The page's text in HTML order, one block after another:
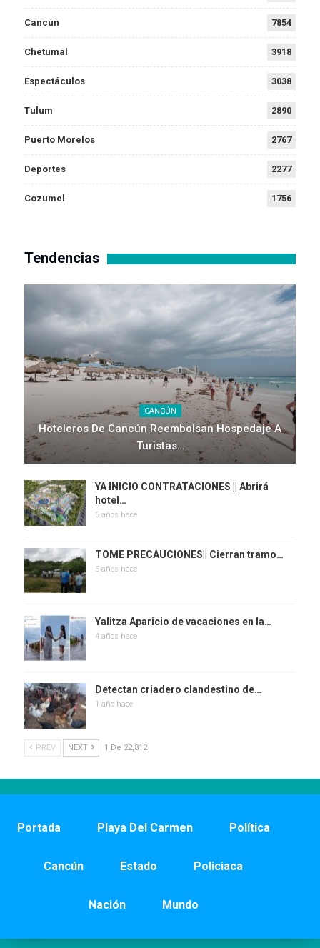
Cancún 7854
Chetumal 3918
Espectáculos 3038
Tulum 2890
Puerto Morelos 2767
Deportes 2277
Cozumel 1756
Tendencias
CANCÚN
Hoteleros De Cancún Reembolsan Hospedaje A
Turistas…
YA INICIO CONTRATACIONES || Abrirá
hotel…
5 años hace
TOME PRECAUCIONES|| Cierran tramo…
5 años hace
Yalitza Aparicio de vacaciones en la…
4 años hace
Detectan criadero clandestino de…
1 año hace
PREV NEXT 1 De 22,812
Portada Playa Del Carmen Política
Cancún Estado Policiaca
Nación Mundo